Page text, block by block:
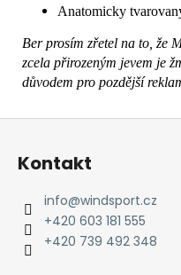
Anatomicky
Ber prosím zřetel na to, že
zcela přirozeným jevem je
důvodem pro pozdější
Z
Kontakt
info@windsport.cz
+420 603 181 555
+420 739 492 348